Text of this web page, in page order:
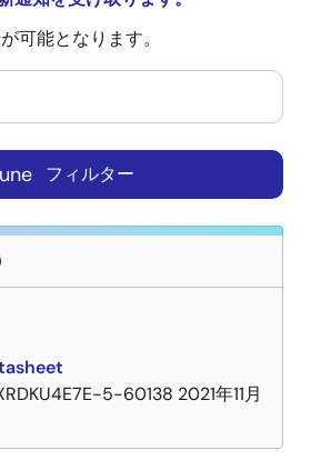
可能となります。
フィルター
5-60138 2021年11月